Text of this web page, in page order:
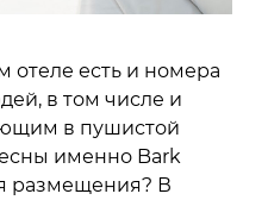
отеле есть и номера
в том числе и
в пушистой
именно Bark
размещения? В